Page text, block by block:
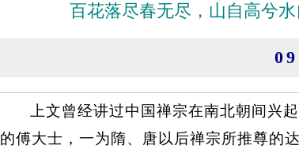
百花落尽春无尽，山自高兮水
上文曾经讲过中国禅宗在南北朝间兴
的傅大士，一为隋、唐以后禅宗所推尊的